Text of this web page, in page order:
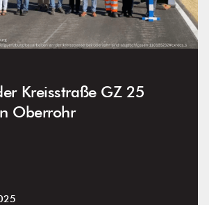
Kreisstraße GZ 25
Oberrohr